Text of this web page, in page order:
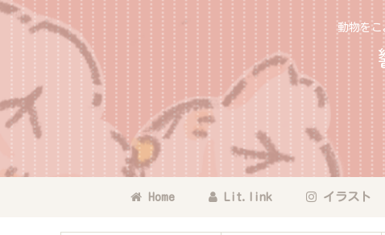
動物を
Home Lit.link イラスト